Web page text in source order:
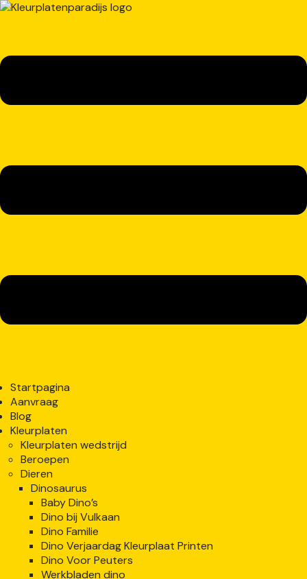
Startpagina
Aanvraag
Blog
Kleurplaten
Kleurplaten wedstrijd
Beroepen
Dieren
Dinosaurus
Baby Dino’s
Dino bij Vulkaan
Dino Familie
Dino Verjaardag Kleurplaat Printen
Dino Voor Peuters
Werkbladen dino